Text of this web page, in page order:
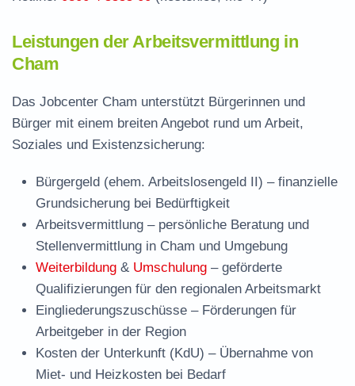
Leistungen der Arbeitsvermittlung in
Cham
Das Jobcenter Cham unterstützt Bürgerinnen und
Bürger mit einem breiten Angebot rund um Arbeit,
Soziales und Existenzsicherung:
Bürgergeld (ehem. Arbeitslosengeld II) – finanzielle
Grundsicherung bei Bedürftigkeit
Arbeitsvermittlung – persönliche Beratung und
Stellenvermittlung in Cham und Umgebung
Weiterbildung & Umschulung – geförderte
Qualifizierungen für den regionalen Arbeitsmarkt
Eingliederungszuschüsse – Förderungen für
Arbeitgeber in der Region
Kosten der Unterkunft (KdU) – Übernahme von
Miet- und Heizkosten bei Bedarf